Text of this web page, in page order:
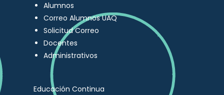
Alumnos
Correo Alumnos UAQ
Solicitud Correo
Docentes
Administrativos
Educación Continua